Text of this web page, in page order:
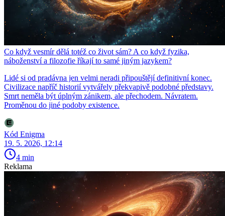
Co když vesmír dělá totéž co život sám? A co když fyzika,
náboženství a filozofie říkají to samé jiným jazykem?
Lidé si od pradávna jen velmi neradi připouštějí definitivní konec.
Civilizace napříč historií vytvářely překvapivě podobné představy.
Smrt neměla být úplným zánikem, ale přechodem. Návratem.
Proměnou do jiné podoby existence.
Kód Enigma
19. 5. 2026, 12:14
4 min
Reklama